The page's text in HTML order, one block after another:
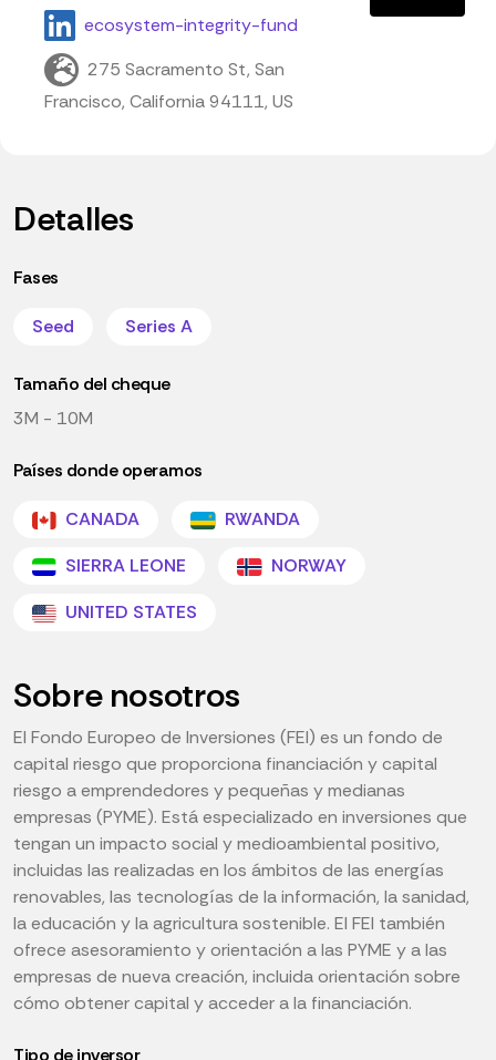
ecosystem-integrity-fund
275 Sacramento St, San
Francisco, California 94111, US
Detalles
Fases
Seed Series A
Tamaño del cheque
3M - 10M
Países donde operamos
CANADA
RWANDA
SIERRA LEONE
NORWAY
UNITED STATES
Sobre nosotros
El Fondo Europeo de Inversiones (FEI) es un fondo de
capital riesgo que proporciona financiación y capital
riesgo a emprendedores y pequeñas y medianas
empresas (PYME). Está especializado en inversiones que
tengan un impacto social y medioambiental positivo,
incluidas las realizadas en los ámbitos de las energías
renovables, las tecnologías de la información, la sanidad,
la educación y la agricultura sostenible. El FEI también
ofrece asesoramiento y orientación a las PYME y a las
empresas de nueva creación, incluida orientación sobre
cómo obtener capital y acceder a la financiación.
Tipo de inversor